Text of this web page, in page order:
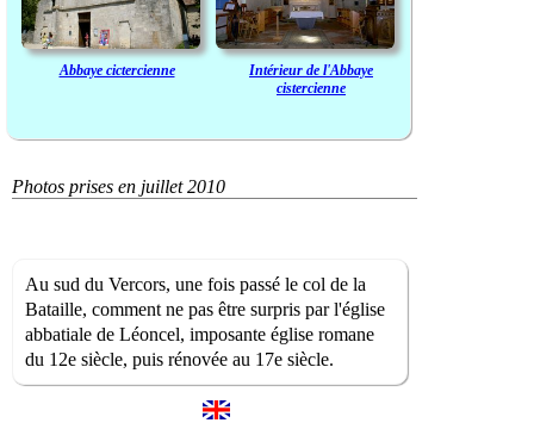
Abbaye cictercienne
Intérieur de l'Abbaye
cistercienne
Photos prises en juillet 2010
Au sud du Vercors, une fois passé le col de la
Bataille, comment ne pas être surpris par l'église
abbatiale de Léoncel, imposante église romane
du 12e siècle, puis rénovée au 17e siècle.